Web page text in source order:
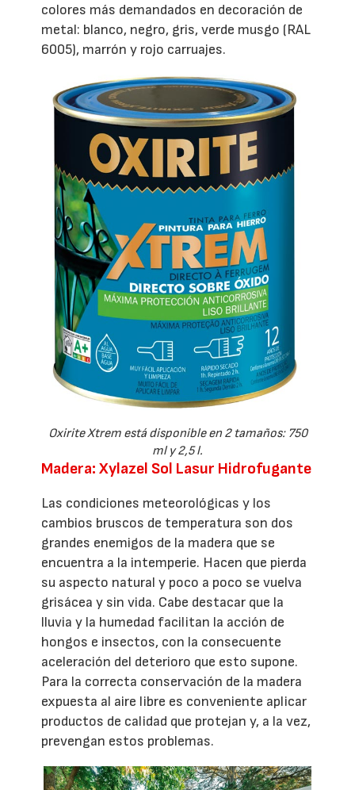
colores más demandados en decoración de
metal: blanco, negro, gris, verde musgo (RAL
6005), marrón y rojo carruajes.
Oxirite Xtrem está disponible en 2 tamaños: 750
ml y 2,5 l.
Madera: Xylazel Sol Lasur Hidrofugante
Las condiciones meteorológicas y los
cambios bruscos de temperatura son dos
grandes enemigos de la madera que se
encuentra a la intemperie. Hacen que pierda
su aspecto natural y poco a poco se vuelva
grisácea y sin vida. Cabe destacar que la
lluvia y la humedad facilitan la acción de
hongos e insectos, con la consecuente
aceleración del deterioro que esto supone.
Para la correcta conservación de la madera
expuesta al aire libre es conveniente aplicar
productos de calidad que protejan y, a la vez,
prevengan estos problemas.